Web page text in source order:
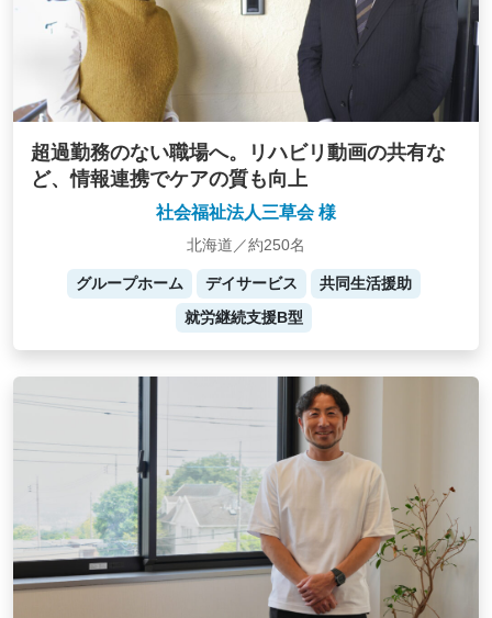
超過勤務のない職場へ。リハビリ動画の共有な
ど、情報連携でケアの質も向上
社会福祉法人三草会 様
北海道／約250名
グループホーム デイサービス
共同生活援助
就労継続支援B型